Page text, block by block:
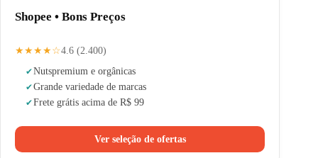
Shopee • Bons Preços
★★★★☆4.6 (2.400)
Nutspremium e orgânicas
Grande variedade de marcas
Frete grátis acima de R$ 99
Ver seleção de ofertas